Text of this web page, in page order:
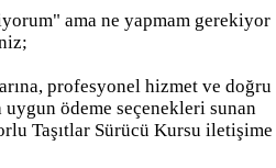
ama ne yapmam gerekiyor
profesyonel hizmet ve doğru
ödeme seçenekleri sunan
Taşıtlar Sürücü Kursu iletişime